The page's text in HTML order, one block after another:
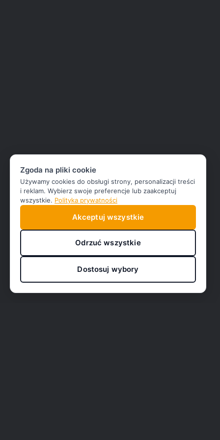
Zgoda na pliki cookie
Używamy cookies do obsługi strony, personalizacji treści
i reklam. Wybierz swoje preferencje lub zaakceptuj
wszystkie. Polityka prywatności
Akceptuj wszystkie
Odrzuć wszystkie
Dostosuj wybory